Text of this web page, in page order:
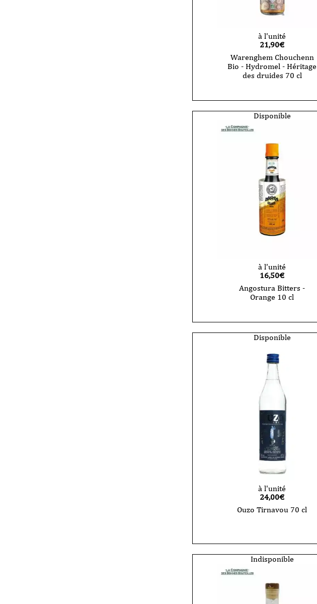
à l'unité
21,90€
Warenghem Chouchenn
Bio - Hydromel - Héritage
des druides 70 cl
Chouchenn
-
Disponible
à l'unité
16,50€
Angostura Bitters -
Orange 10 cl
BittersDisponible
à l'unité
24,00€
Ouzo Tirnavou 70 cl
Tirnavou
70
Indisponible